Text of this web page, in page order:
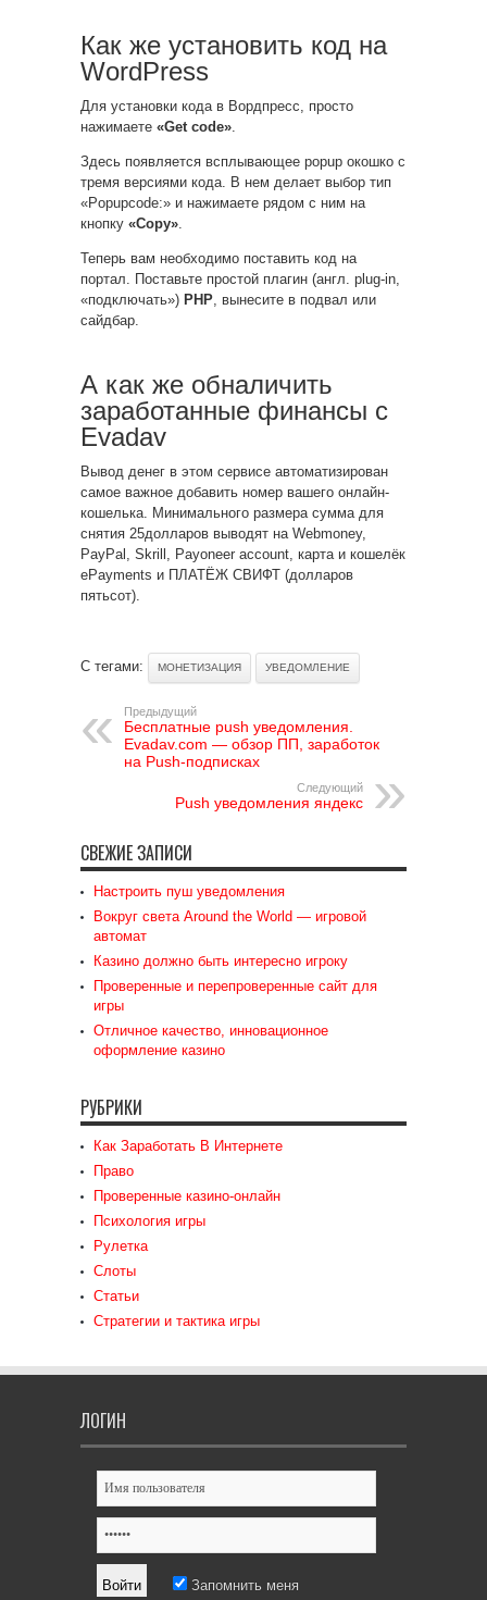
Как же установить код на
WordPress
Для установки кода в Вордпресс, просто
нажимаете «Get code».
Здесь появляется всплывающее popup окошко с
тремя версиями кода. В нем делает выбор тип
«Popupcode:» и нажимаете рядом с ним на
кнопку «Copy».
Теперь вам необходимо поставить код на
портал. Поставьте простой плагин (англ. plug-in,
«подключать») PHP, вынесите в подвал или
сайдбар.
А как же обналичить
заработанные финансы с
Evadav
Вывод денег в этом сервисе автоматизирован
самое важное добавить номер вашего онлайн-
кошелька. Минимального размера сумма для
снятия 25долларов выводят на Webmoney,
PayPal, Skrill, Payoneer account, карта и кошелёк
ePayments и ПЛАТЁЖ СВИФТ (долларов
пятьсот).
С тегами: МОНЕТИЗАЦИЯ УВЕДОМЛЕНИЕ
Предыдущий
Бесплатные push уведомления.
Evadav.com — обзор ПП, заработок
на Push-подписках
Следующий
Push уведомления яндекс
СВЕЖИЕ ЗАПИСИ
Настроить пуш уведомления
Вокруг света Around the World — игровой
автомат
Казино должно быть интересно игроку
Проверенные и перепроверенные сайт для
игры
Отличное качество, инновационное
оформление казино
РУБРИКИ
Как Заработать В Интернете
Право
Проверенные казино-онлайн
Психология игры
Рулетка
Слоты
Статьи
Стратегии и тактика игры
ЛОГИН
Запомнить меня